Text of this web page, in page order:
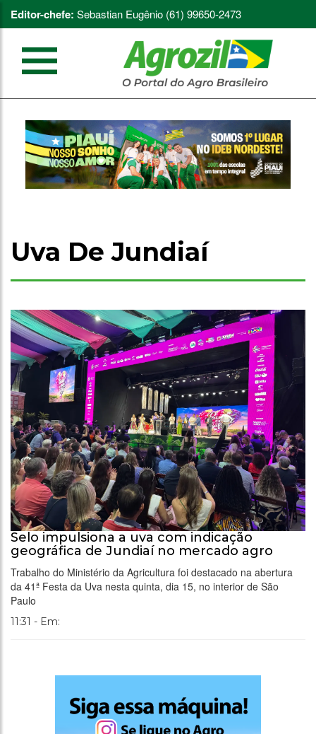
Editor-chefe: Sebastian Eugênio (61) 99650-2473
Uva De Jundiaí
Selo impulsiona a uva com indicação
geográfica de Jundiaí no mercado agro
Trabalho do Ministério da Agricultura foi destacado na abertura
da 41ª Festa da Uva nesta quinta, dia 15, no interior de São
Paulo
11:31 - Em: